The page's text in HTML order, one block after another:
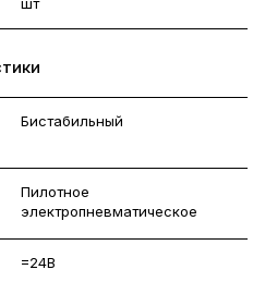
Бистабильный
Пилотное
электропневматическое
=24В